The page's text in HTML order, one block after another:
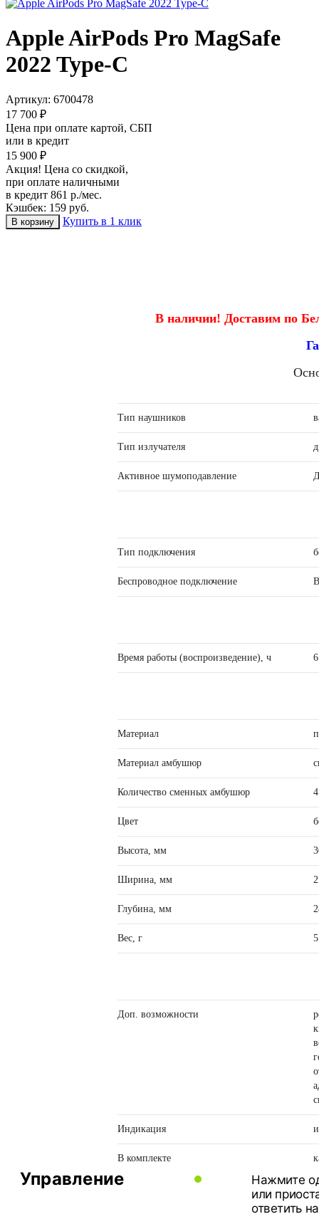
Apple AirPods Pro MagSafe
2022 Type-C
Артикул: 6700478
17 700 ₽
Цена при оплате картой, СБП
или в кредит
15 900 ₽
Акция! Цена со скидкой,
при оплате наличными
в кредит 861 р./мес.
Кэшбек: 159 руб.
Купить в 1 клик
В наличии! Доставим по
Тип наушников
Тип излучателя
Активное шумоподавление
Тип подключения
Беспроводное подключение
Время работы (воспроизведение), ч 6
Материал
Материал амбушюр
Количество сменных амбушюр
Цвет
Высота, мм
Ширина, мм
Глубина, мм
Вес, г
Доп. возможности
Индикация
В комплекте
Управление
Нажмите
или
ответить